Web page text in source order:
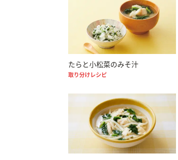
たらと小松菜のみそ汁
取り分けレシピ